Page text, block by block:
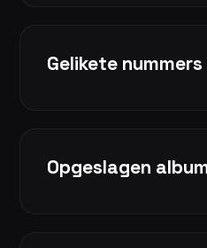
Gelikete nummers
Opgeslagen